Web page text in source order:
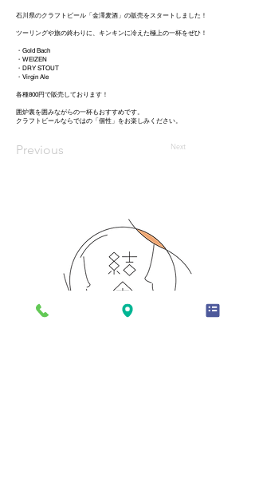
石川県のクラフトビール「金澤麦酒」の販売をスタートしました！
ツーリングや旅の終わりに、キンキンに冷えた極上の一杯をぜひ！
・Gold Bach
・WEIZEN
・DRY STOUT
・Virgin Ale
各種800円で販売しております！
囲炉裏を囲みながらの一杯もおすすめです。
クラフトビールならではの「個性」をお楽しみください。
Previous Next